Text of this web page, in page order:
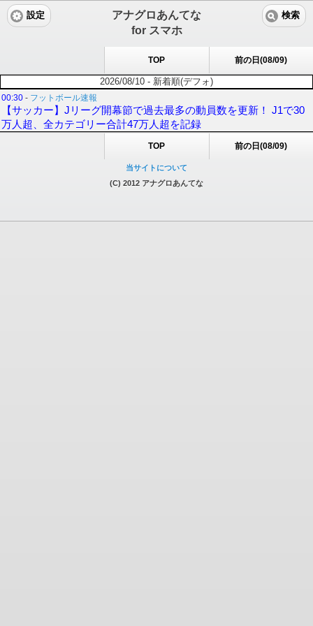
アナグロあんてな
for スマホ
設定 検索
TOP 前の日(08/09)
2026/08/10 - 新着順(デフォ)
00:30 - フットボール速報
【サッカー】Jリーグ開幕節で過去最多の動員数を更新！ J1で30
万人超、全カテゴリー合計47万人超を記録
TOP 前の日(08/09)
当サイトについて
(C) 2012 アナグロあんてな